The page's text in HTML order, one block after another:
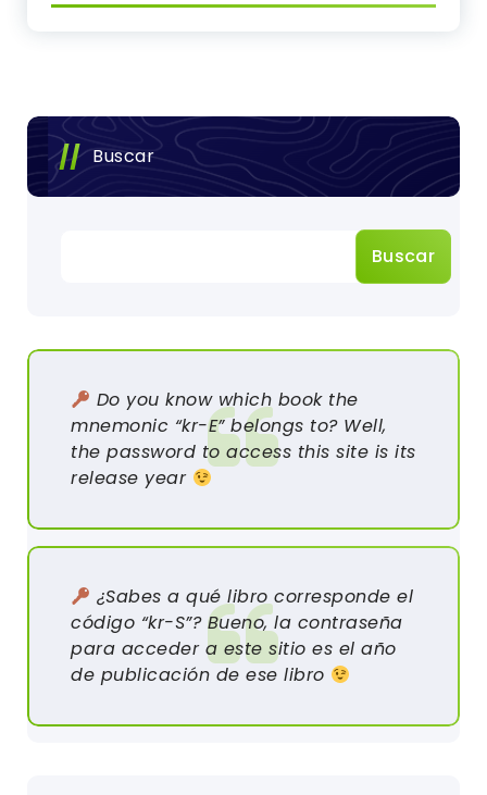
Buscar
Buscar
Do you know which book the
mnemonic “kr-E” belongs to? Well,
the password to access this site is its
release year
¿Sabes a qué libro corresponde el
código “kr-S”? Bueno, la contraseña
para acceder a este sitio es el año
de publicación de ese libro